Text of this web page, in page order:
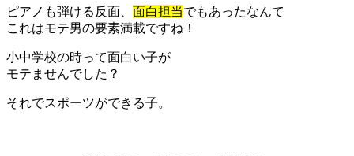
ピアノも弾ける反面、 面白担当でもあったなんて
これはモテ男の要素満載ですね！
小中学校の時って面白い子が
モテませんでした？
それでスポーツができる子。